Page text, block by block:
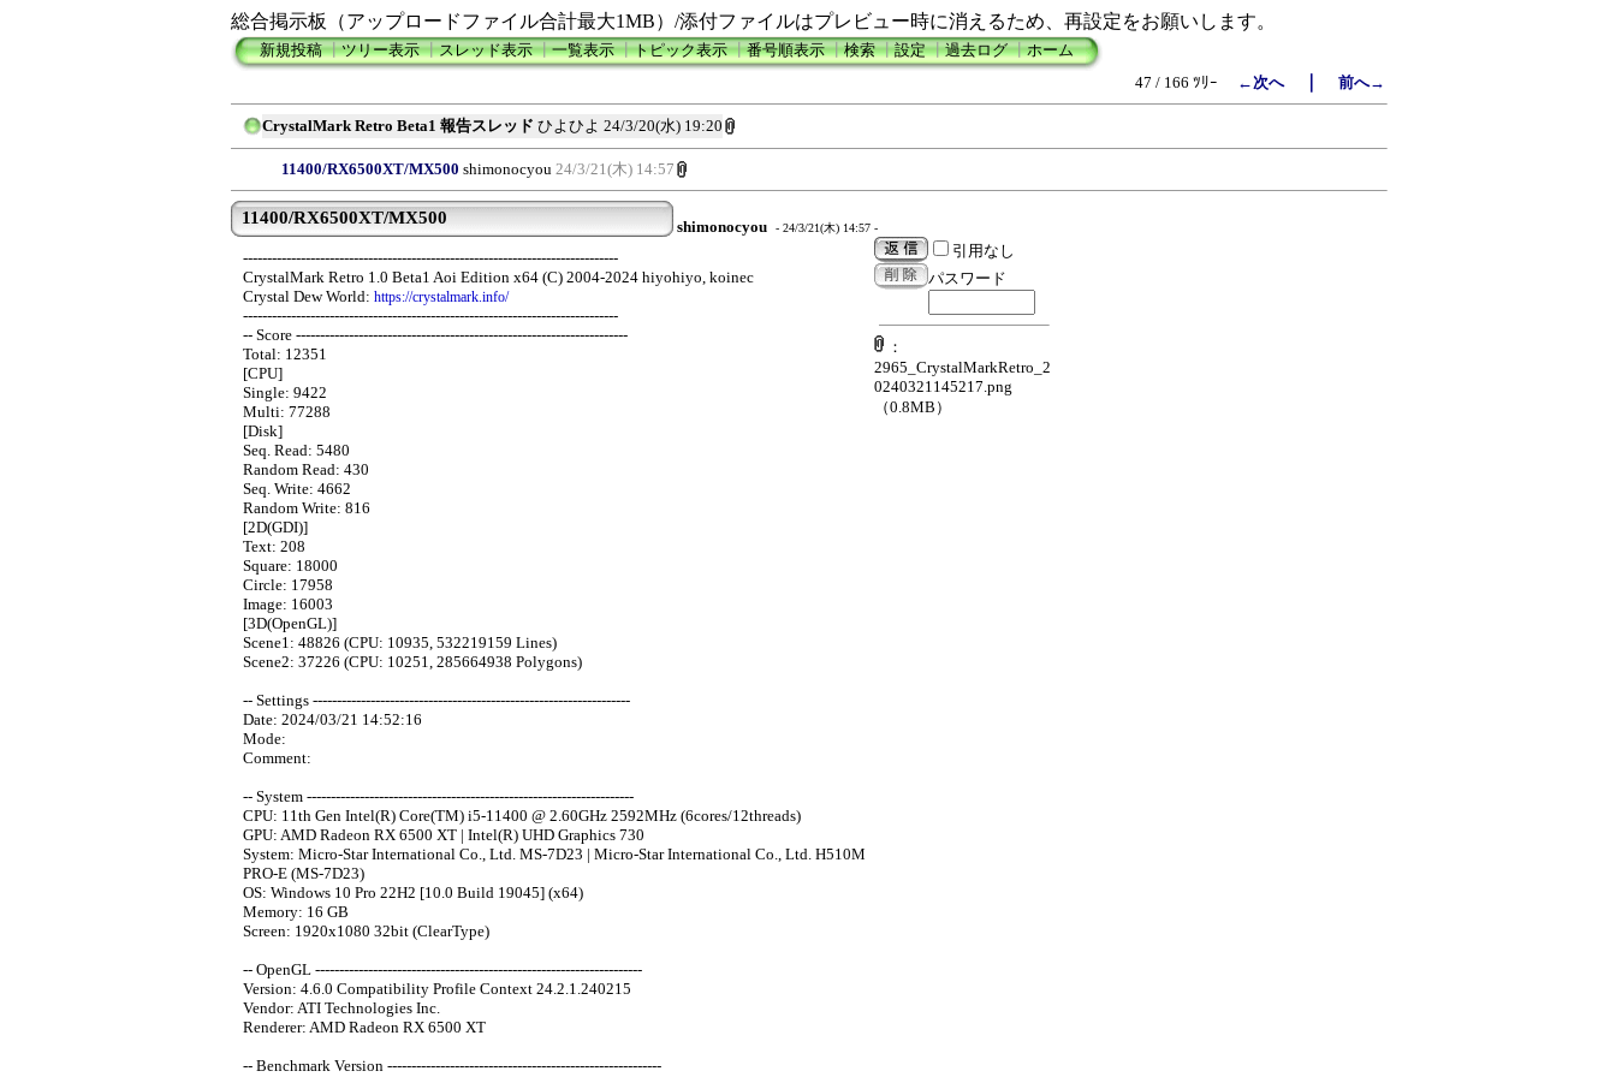
総合掲示板（アップロードファイル合計最大1MB）/添付ファイルはプレビュー時に消えるため、再設定をお願いします。
新規投稿┃ツリー表示┃スレッド表示┃一覧表示┃トピック表示┃番号順表示┃検索┃設定┃過去ログ┃ホーム
47 / 166 ﾂﾘｰ
←次へ｜ 前へ→
CrystalMark Retro Beta1 報告スレッド ひよひよ 24/3/20(水) 19:20
11400/RX6500XT/MX500 shimonocyou 24/3/21(木) 14:57
11400/RX6500XT/MX500 shimonocyou - 24/3/21(木) 14:57 -
------------------------------------------------------------------------------
CrystalMark Retro 1.0 Beta1 Aoi Edition x64 (C) 2004-2024 hiyohiyo, koinec
Crystal Dew World: https://crystalmark.info/
------------------------------------------------------------------------------
-- Score ---------------------------------------------------------------------
Total: 12351
[CPU]
Single: 9422
Multi: 77288
[Disk]
Seq. Read: 5480
Random Read: 430
Seq. Write: 4662
Random Write: 816
[2D(GDI)]
Text: 208
Square: 18000
Circle: 17958
Image: 16003
[3D(OpenGL)]
Scene1: 48826 (CPU: 10935, 532219159 Lines)
Scene2: 37226 (CPU: 10251, 285664938 Polygons)
-- Settings ------------------------------------------------------------------
Date: 2024/03/21 14:52:16
Mode:
Comment:
-- System --------------------------------------------------------------------
CPU: 11th Gen Intel(R) Core(TM) i5-11400 @ 2.60GHz 2592MHz (6cores/12threads)
GPU: AMD Radeon RX 6500 XT | Intel(R) UHD Graphics 730
System: Micro-Star International Co., Ltd. MS-7D23 | Micro-Star International Co., Ltd. H510M
PRO-E (MS-7D23)
OS: Windows 10 Pro 22H2 [10.0 Build 19045] (x64)
Memory: 16 GB
Screen: 1920x1080 32bit (ClearType)
-- OpenGL --------------------------------------------------------------------
Version: 4.6.0 Compatibility Profile Context 24.2.1.240215
Vendor: ATI Technologies Inc.
Renderer: AMD Radeon RX 6500 XT
-- Benchmark Version ---------------------------------------------------------
引用なし
パスワード
：
2965_CrystalMarkRetro_2
0240321145217.png
（0.8MB）